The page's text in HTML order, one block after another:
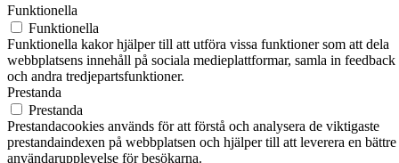
Funktionella
Funktionella
Funktionella kakor hjälper till att utföra vissa funktioner som att dela
webbplatsens innehåll på sociala medieplattformar, samla in feedback
och andra tredjepartsfunktioner.
Prestanda
Prestanda
Prestandacookies används för att förstå och analysera de viktigaste
prestandaindexen på webbplatsen och hjälper till att leverera en bättre
användarupplevelse för besökarna.